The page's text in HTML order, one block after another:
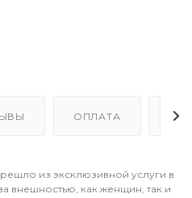
ОПЛАТА
из эксклюзивной услуги в
внешностью, как женщин, так и